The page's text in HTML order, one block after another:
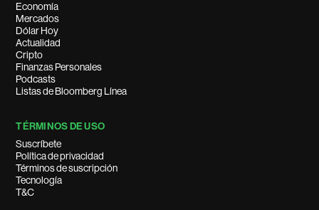
Economía
Mercados
Dólar Hoy
Actualidad
Cripto
Finanzas Personales
Podcasts
Listas de Bloomberg Línea
TÉRMINOS DE USO
Suscríbete
Política de privacidad
Términos de suscripción
Tecnología
T&C